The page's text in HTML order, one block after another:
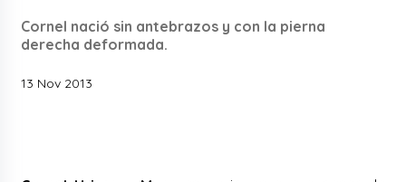
Cornel nació sin antebrazos y con la pierna
derecha deformada.
13 Nov 2013